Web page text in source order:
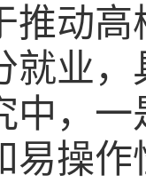
推动
就业
中，
易操